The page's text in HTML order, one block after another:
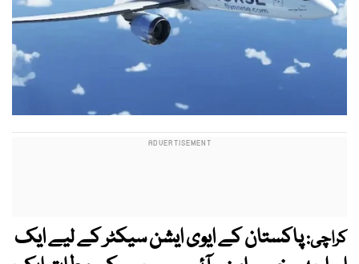
کراچی:پاکستان کے ایوی ایشن سیکٹر کے لیے ایک